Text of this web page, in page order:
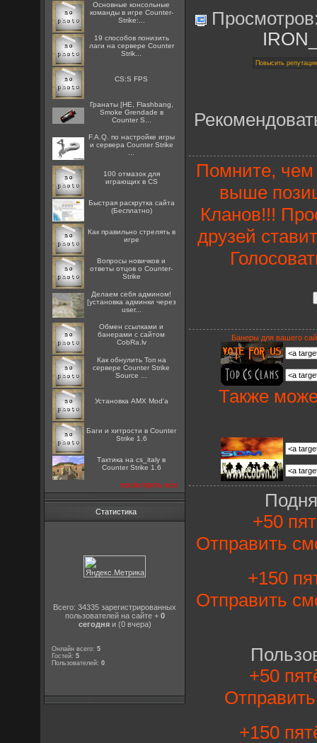
Основные консольные
команды в игре Counter-
Strike:...
19 способов понизить
лаги на сервере Counter
Strik...
CS:S FPS
Гранаты [HE, Flashbang,
Smoke Grendade в
Counter S...
F.A.Q. по настройке игры
и сервера Counter Strike
100 отмазок для
играющих в CS
Быстрая раскрутка сайта
(Бесплатно)
Как правильно стрелять в
игре
Вопросы новичков и
ответы отцов о Counter-
Strike
Делаем себя админом!
[установка админки через
user...
Oбмен ссылками и
банерами с сайтом
CobRa.lv
Как обнулить Топ на
сервере Counter Strike
Source ...
Установка AMX Mod'a
Баги и хитрости в Counter
Strike 1.6
Тактика на cs_italy в
Counter Strike 1.6
посмотреть все
Статистика
Всего: 34335 зарегистрированных
пользователей на сайте + 0
сегодняи (0 вчера)
Онлайн всего:5
Гостей:5
Пользователей:0
Помните,
выше
Кланов!!!
друзей
Банеры для вашего
Также
+50
Отправить
+150
Отправить
+50
+150